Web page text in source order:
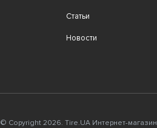
Статьи
Новости
© Copyright 2026. Tire.UA Интернет-магазин